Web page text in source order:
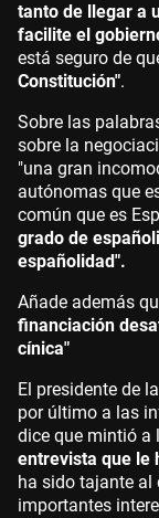
tanto de llegar a
facilite el
está seguro de
Constitución".
Sobre las
sobre la
"una gran
autónomas que
común que es
grado de
españolidad".
Añade además
financiación
cínica"
El presidente de
por último a las
dice que mintió a
entrevista que le
ha sido tajante al
importantes